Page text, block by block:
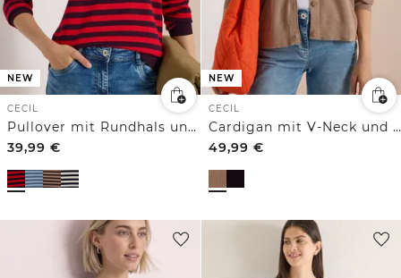
NEW
CECIL
Pullover mit Rundhals und Streifen
39,99 €
NEW
CECIL
Cardigan mit V-Neck und Struktur
49,99 €